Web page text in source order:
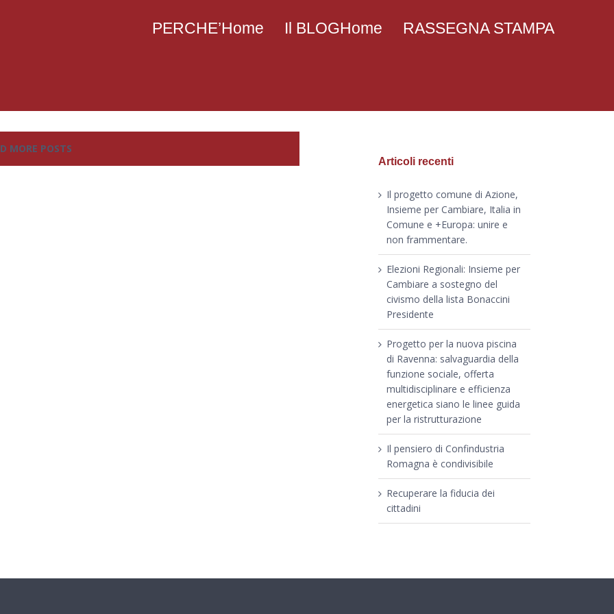
PERCHE’Home Il BLOGHome RASSEGNA STAMPA
MORE POSTS
Articoli recenti
Il progetto comune di Azione,
Insieme per Cambiare, Italia in
Comune e +Europa: unire e
non frammentare.
Elezioni Regionali: Insieme per
Cambiare a sostegno del
civismo della lista Bonaccini
Presidente
Progetto per la nuova piscina
di Ravenna: salvaguardia della
funzione sociale, offerta
multidisciplinare e efficienza
energetica siano le linee guida
per la ristrutturazione
Il pensiero di Confindustria
Romagna è condivisibile
Recuperare la fiducia dei
cittadini